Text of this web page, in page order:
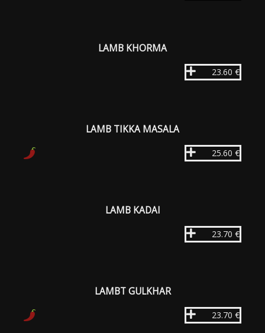
LAMB KHORMA
23.60 €
LAMB TIKKA MASALA
25.60 €
LAMB KADAI
23.70 €
LAMBT GULKHAR
23.70 €